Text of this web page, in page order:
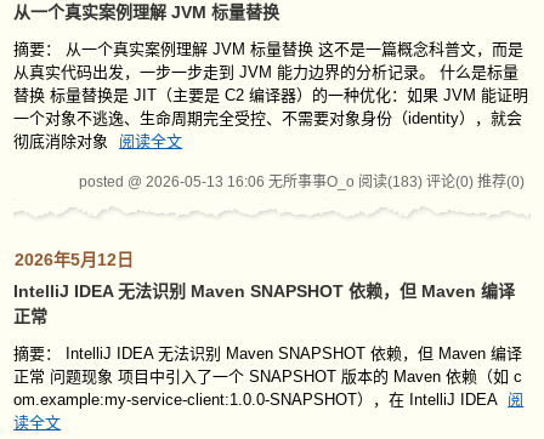
从一个真实案例理解 JVM 标量替换
摘要： 从一个真实案例理解 JVM 标量替换 这不是一篇概念科普文，而是
从真实代码出发，一步一步走到 JVM 能力边界的分析记录。 什么是标量
替换 标量替换是 JIT（主要是 C2 编译器）的一种优化：如果 JVM 能证明
一个对象不逃逸、生命周期完全受控、不需要对象身份（identity），就会
彻底消除对象
阅读全文
posted @ 2026-05-13 16:06 无所事事O_o 阅读(183) 评论(0) 推荐(0)
2026年5月12日
IntelliJ IDEA 无法识别 Maven SNAPSHOT 依赖，但 Maven 编译
正常
摘要： IntelliJ IDEA 无法识别 Maven SNAPSHOT 依赖，但 Maven 编译
正常 问题现象 项目中引入了一个 SNAPSHOT 版本的 Maven 依赖（如 c
om.example:my-service-client:1.0.0-SNAPSHOT），在 IntelliJ IDEA 阅
读全文